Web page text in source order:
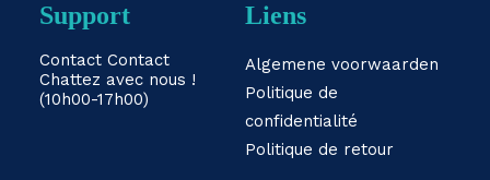
Support
Contact Contact
Chattez avec nous !
(10h00-17h00)
Liens
Algemene voorwaarden
Politique de
confidentialité
Politique de retour